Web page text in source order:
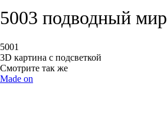
5003 подводный мир
5001
3D картина с подсветкой
Смотрите так же
Made on